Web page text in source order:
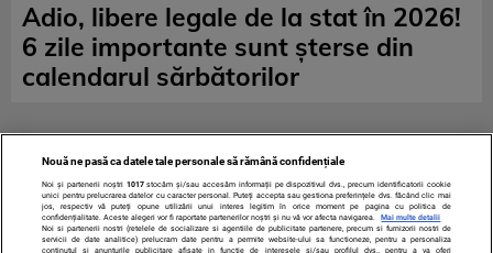
Adio, libere legale de la stat în 2026!
6 zile importante sunt șterse din
calendarul sărbătorilor
Nouă ne pasă ca datele tale personale să rămână confidențiale
Noi și partenerii noștri 1017stocăm și/sau accesăm informații pe dispozitivul dvs., precum identificatorii cookie
unici pentru prelucrarea datelor cu caracter personal. Puteți accepta sau gestiona preferințele dvs. făcând clic mai
jos, respectiv vă puteți opune utilizării unui interes legitim în orice moment pe pagina cu politica de
confidențialitate. Aceste alegeri vor fi raportate partenerilor noștri și nu vă vor afecta navigarea.
Mai multe detalii
Noi si partenerii nostri (retelele de socializare si agentiile de publicitate partenere, precum si furnizorii nostri de
servicii de date analitice) prelucram date pentru a permite website-ului sa functioneze, pentru a personaliza
continutul si anunturile publicitare afisate in functie de interesele si/sau profilul dvs., pentru a va oferi